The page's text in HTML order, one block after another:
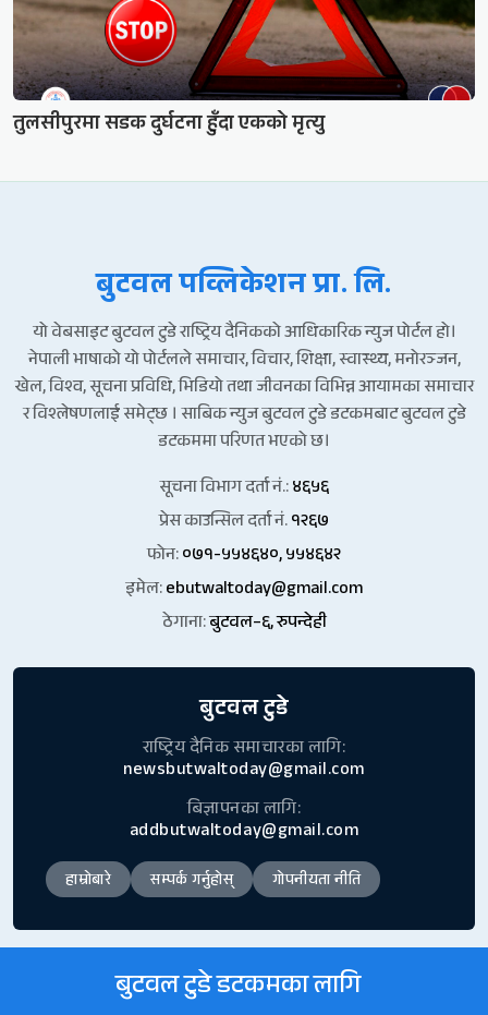
तुलसीपुरमा सडक दुर्घटना हुँदा एकको मृत्यु
बुटवल पव्लिकेशन प्रा. लि.
यो वेबसाइट बुटवल टुडे राष्ट्रिय दैनिकको आधिकारिक न्युज पोर्टल हो।
नेपाली भाषाको यो पोर्टलले समाचार, विचार, शिक्षा, स्वास्थ्य, मनोरञ्जन,
खेल, विश्व, सूचना प्रविधि, भिडियो तथा जीवनका विभिन्न आयामका समाचार
र विश्लेषणलाई समेट्छ । साबिक न्युज बुटवल टुडे डटकमबाट बुटवल टुडे
डटकममा परिणत भएको छ।
सूचना विभाग दर्ता नं.:४६५६
प्रेस काउन्सिल दर्ता नं.१२६७
फोन:०७१-५५४६४०, ५५४६४२
इमेल:ebutwaltoday@gmail.com
ठेगाना:बुटवल–६, रुपन्देही
बुटवल टुडे
राष्ट्रिय दैनिक समाचारका लागि:
newsbutwaltoday@gmail.com
बिज्ञापनका लागि:
addbutwaltoday@gmail.com
हाम्रोबारे सम्पर्क गर्नुहोस् गोपनीयता नीति
बुटवल टुडे डटकमका लागि